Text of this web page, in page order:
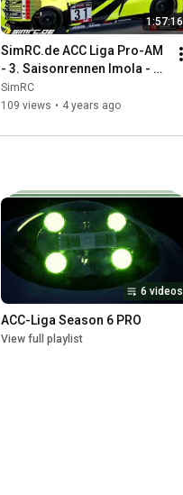
1:57:16
SimRC.de ACC Liga Pro-AM
- 3. Saisonrennen Imola -
13.03.2022, 13:00 Uhr
SimRC
109 views • 4 years ago
6 videos
ACC-Liga Season 6 PRO
View full playlist